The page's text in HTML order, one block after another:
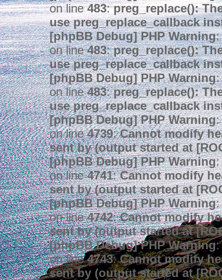
on line483:preg_replace():
use preg_replace_callback
[phpBB Debug] PHP Warning:
on line483:preg_replace():
use preg_replace_callback
[phpBB Debug] PHP Warning:
on line483:preg_replace():
use preg_replace_callback
[phpBB Debug] PHP Warning:
on line4739:Cannot modify
sent by (output started at
[phpBB Debug] PHP Warning:
on line4741:Cannot modify
sent by (output started at
[phpBB Debug] PHP Warning:
on line4742:Cannot modify
sent by (output started at
[phpBB Debug] PHP Warning
on line4743:Cannot modify
sent by (output started at